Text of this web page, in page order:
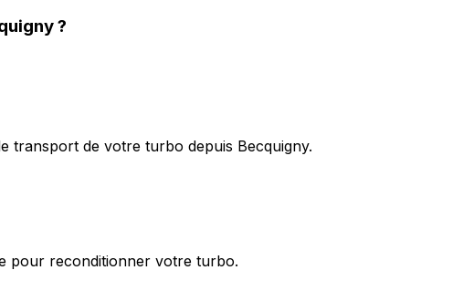
?
transport de votre turbo depuis Becquigny.
pour reconditionner votre turbo.